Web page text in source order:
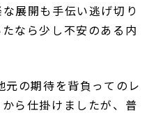
展開も手伝い逃げ切り
なら少し不安のある内
の期待を背負ってのレ
ら仕掛けましたが、普